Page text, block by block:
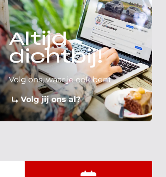
Altijd
dichtbij!
Volg ons, waar je ook bent
Volg jij ons al?